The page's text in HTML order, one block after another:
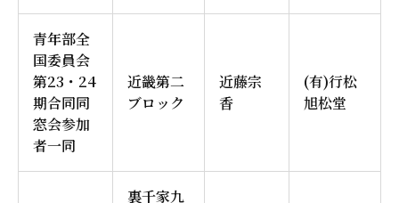
青年部全
国委員会
第23・24
期合同同
窓会参加
者一同
近畿第二
ブロック
近藤宗
香
(有)行松
旭松堂
裏千家九